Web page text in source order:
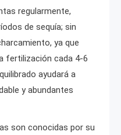
regularmente,
de sequía; sin
ya que
fertilización cada 4-6
ayudará a
y abundantes
son conocidas por su